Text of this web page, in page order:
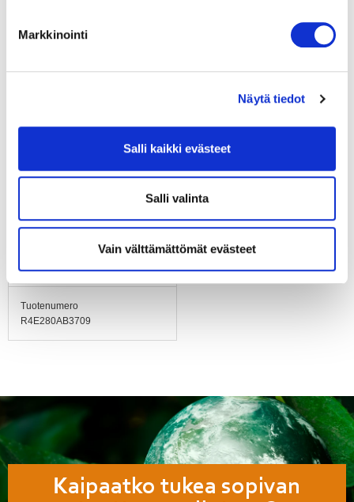
Markkinointi
Näytä tiedot
Salli kaikki evästeet
Salli valinta
Vain välttämättömät evästeet
Johto aksiaalinen, 450
2.2 kg
Tuotenumero
R4E280AB3709
Kaipaatko tukea sopivan